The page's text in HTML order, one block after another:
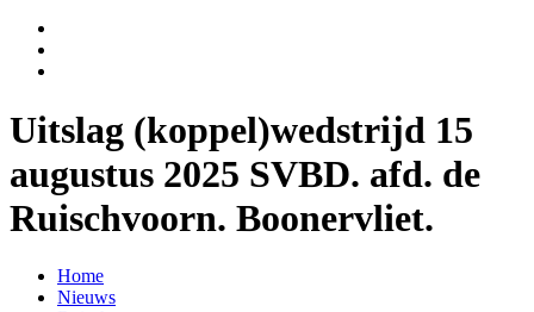
Uitslag (koppel)wedstrijd 15
augustus 2025 SVBD. afd. de
Ruischvoorn. Boonervliet.
Home
Nieuws